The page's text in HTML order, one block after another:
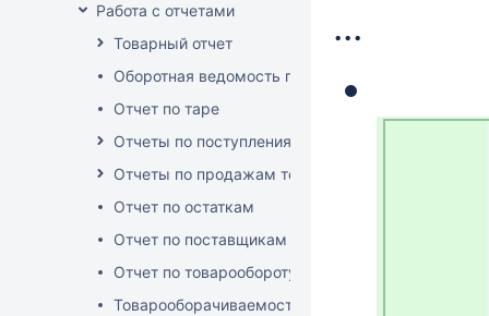
Работа с отчетами
Товарный отчет
Оборотная ведомость по группам, товарам,
Отчет по таре
Отчеты по поступлениям товара
Отчеты по продажам товара
Отчет по остаткам
Отчет по поставщикам
Отчет по товарообороту
Товарооборачиваемость по поставщикам
...